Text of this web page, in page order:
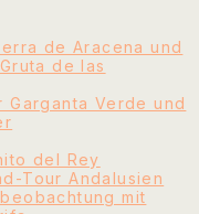
de Aracena und
de las
Garganta Verde und
del Rey
Tour Andalusien
mit